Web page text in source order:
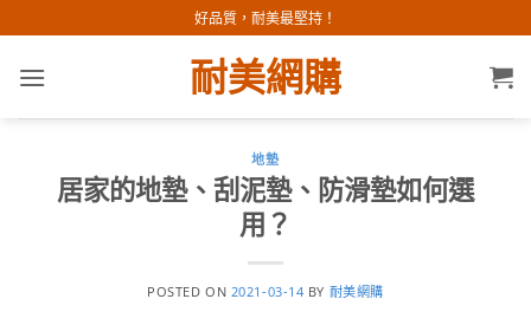
to
content
好品質，耐美最堅持！
耐美網購
地墊
居家的地墊、刮泥墊、防滑墊如何選
用？
POSTED ON 2021-03-14 BY 耐美網購